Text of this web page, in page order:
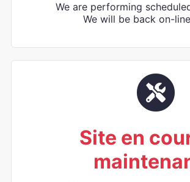
We are performing
We will be back on-
Site en